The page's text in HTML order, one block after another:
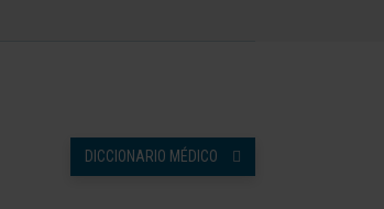
DICCIONARIO MÉDICO